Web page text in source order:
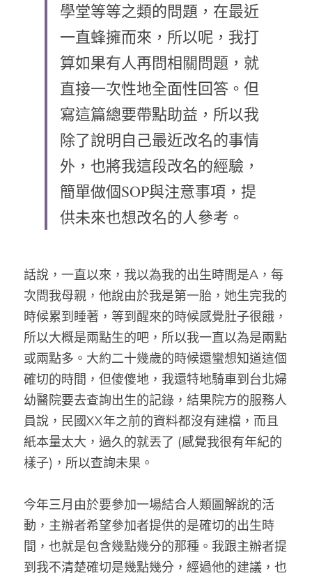
學堂等等之類的問題，在最近
一直蜂擁而來，所以呢，我打
算如果有人再問相關問題，就
直接一次性地全面性回答。但
寫這篇總要帶點助益，所以我
除了說明自己最近改名的事情
外，也將我這段改名的經驗，
簡單做個SOP與注意事項，提
供未來也想改名的人參考。
話說，一直以來，我以為我的出生時間是A，每
次問我母親，他說由於我是第一胎，她生完我的
時候累到睡著，等到醒來的時候感覺肚子很餓，
所以大概是兩點生的吧，所以我一直以為是兩點
或兩點多。大約二十幾歲的時候還蠻想知道這個
確切的時間，但傻傻地，我還特地騎車到台北婦
幼醫院要去查詢出生的記錄，結果院方的服務人
員說，民國XX年之前的資料都沒有建檔，而且
紙本量太大，過久的就丟了 (感覺我很有年紀的
樣子)，所以查詢未果。
今年三月由於要參加一場結合人類圖解說的活
動，主辦者希望參加者提供的是確切的出生時
間，也就是包含幾點幾分的那種。我跟主辦者提
到我不清楚確切是幾點幾分，經過他的建議，也